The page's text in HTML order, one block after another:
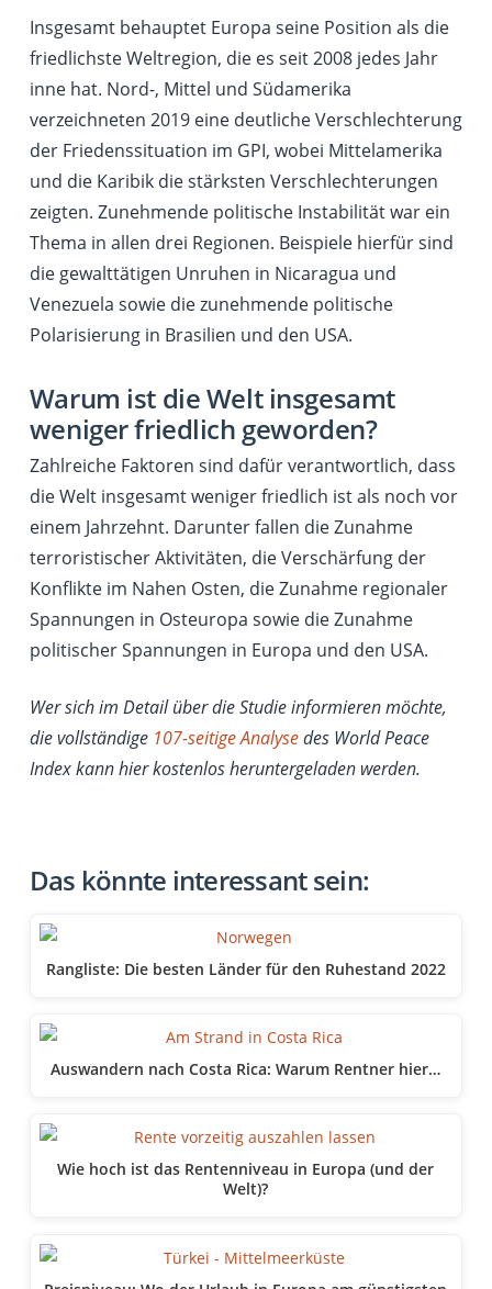
Insgesamt behauptet Europa seine Position als die
friedlichste Weltregion, die es seit 2008 jedes Jahr
inne hat. Nord-, Mittel und Südamerika
verzeichneten 2019 eine deutliche Verschlechterung
der Friedenssituation im GPI, wobei Mittelamerika
und die Karibik die stärksten Verschlechterungen
zeigten. Zunehmende politische Instabilität war ein
Thema in allen drei Regionen. Beispiele hierfür sind
die gewalttätigen Unruhen in Nicaragua und
Venezuela sowie die zunehmende politische
Polarisierung in Brasilien und den USA.
Warum ist die Welt insgesamt
weniger friedlich geworden?
Zahlreiche Faktoren sind dafür verantwortlich, dass
die Welt insgesamt weniger friedlich ist als noch vor
einem Jahrzehnt. Darunter fallen die Zunahme
terroristischer Aktivitäten, die Verschärfung der
Konflikte im Nahen Osten, die Zunahme regionaler
Spannungen in Osteuropa sowie die Zunahme
politischer Spannungen in Europa und den USA.
Wer sich im Detail über die Studie informieren möchte,
die vollständige 107-seitige Analysedes World Peace
Index kann hier kostenlos heruntergeladen werden.
Das könnte interessant sein:
Rangliste: Die besten Länder für den Ruhestand 2022
Auswandern nach Costa Rica: Warum Rentner hier…
Wie hoch ist das Rentenniveau in Europa (und der
Welt)?